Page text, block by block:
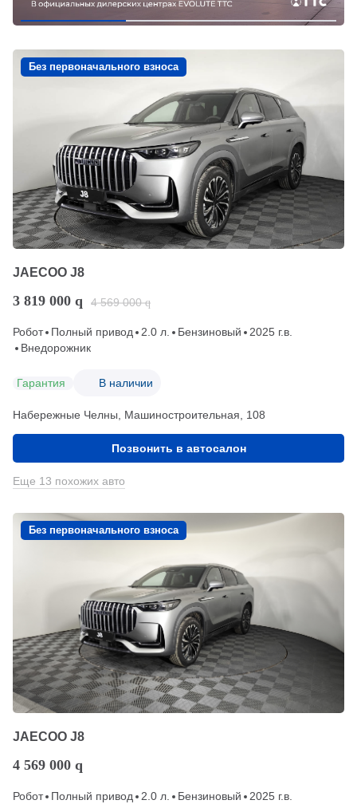
Без первоначального взноса
JAECOO J8
3 819 000 q 4 569 000 q
Робот Полный привод 2.0 л. Бензиновый
2025 г.в.
Внедорожник
Гарантия В наличии
Набережные Челны, Машиностроительная, 108
Позвонить в автосалон
Еще 13 похожих авто
Без первоначального взноса
JAECOO J8
4 569 000 q
Робот Полный привод 2.0 л. Бензиновый 2025 г.в.